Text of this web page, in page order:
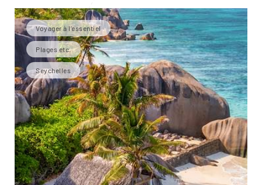
Voyager à l’essentiel
Plages etc.
Seychelles